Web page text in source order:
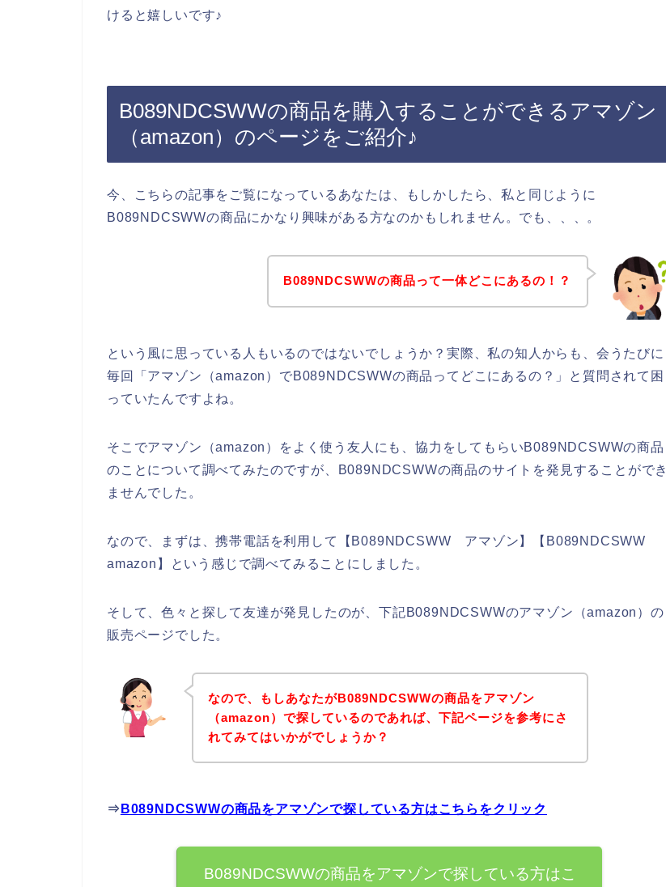
けると嬉しいです♪
B089NDCSWWの商品を購入することができるアマゾン
（amazon）のページをご紹介♪
今、こちらの記事をご覧になっているあなたは、もしかしたら、私と同じように
B089NDCSWWの商品にかなり興味がある方なのかもしれません。でも、、、。
B089NDCSWWの商品って一体どこにあるの！？
という風に思っている人もいるのではないでしょうか？実際、私の知人からも、会うたびに
毎回「アマゾン（amazon）でB089NDCSWWの商品ってどこにあるの？」と質問されて困
っていたんですよね。
そこでアマゾン（amazon）をよく使う友人にも、協力をしてもらいB089NDCSWWの商品
のことについて調べてみたのですが、B089NDCSWWの商品のサイトを発見することができ
ませんでした。
なので、まずは、携帯電話を利用して【B089NDCSWW アマゾン】【B089NDCSWW
amazon】という感じで調べてみることにしました。
そして、色々と探して友達が発見したのが、下記B089NDCSWWのアマゾン（amazon）の
販売ページでした。
なので、もしあなたがB089NDCSWWの商品をアマゾン
（amazon）で探しているのであれば、下記ページを参考にさ
れてみてはいかがでしょうか？
⇒ B089NDCSWWの商品をアマゾンで探している方はこちらをクリック
B089NDCSWWの商品をアマゾンで探している方はこ